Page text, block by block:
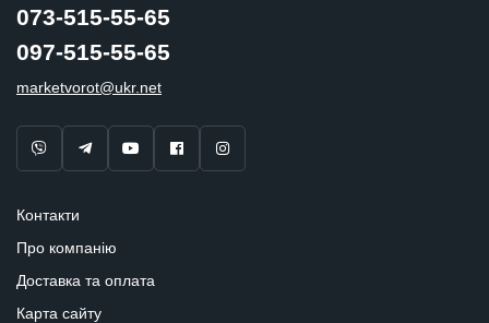
073-515-55-65
097-515-55-65
marketvorot@ukr.net
Контакти
Про компанію
Доставка та оплата
Карта сайту